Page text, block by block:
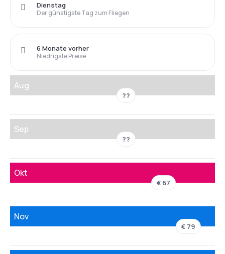
Der günstigste Tag zum Fliegen
Dienstag
Niedrigste Preise
6 Monate vorher
Aug
??
Sep
??
Okt
€ 67
Nov
€ 79